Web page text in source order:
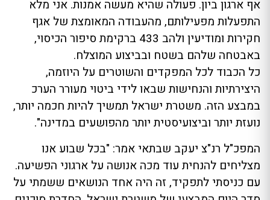
אף ארגון ביון. פעולה שהיא מעשה אמנות. אני מלא
התפעלות מפעילותם, מהעבודה המאומצת של אגף
חקירות ומודיעין ולהב 433 ברקימת סיפור הכיסוי,
באבטחה שלהם בשטח ובביצוע המוצלח.
כל הכבוד לכל המפקדים והשוטרים על היוזמה,
היצירתיות והנחישות שבאו לידי ביטוי מעורר הערכ
במבצע הזה. משטרת ישראל תמשיך להיות חכמה יותר,
נועזת יותר וביצועיסטית יותר מהפושעים במדינה".
המפכ"ל רנ"צ יעקב שבתאי אמר: "בכל שבוע אנו
מצליחים להנחית עוד מכה אנושה על ארגוני הפשיעה.
עם כניסתי לתפקיד, זה היה אחד הנושאים ששמתי על